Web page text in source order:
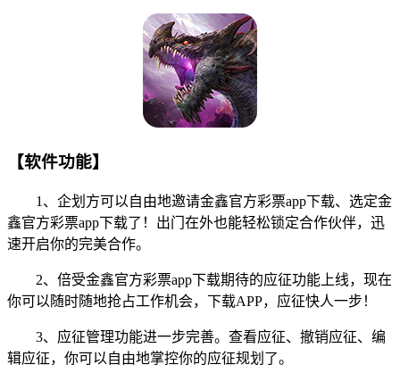
【软件功能】
1、企划方可以自由地邀请金鑫官方彩票app下载、选定金
鑫官方彩票app下载了！出门在外也能轻松锁定合作伙伴，迅
速开启你的完美合作。
2、倍受金鑫官方彩票app下载期待的应征功能上线，现在
你可以随时随地抢占工作机会，下载APP，应征快人一步！
3、应征管理功能进一步完善。查看应征、撤销应征、编
辑应征，你可以自由地掌控你的应征规划了。